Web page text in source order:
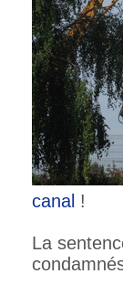
canal !
La